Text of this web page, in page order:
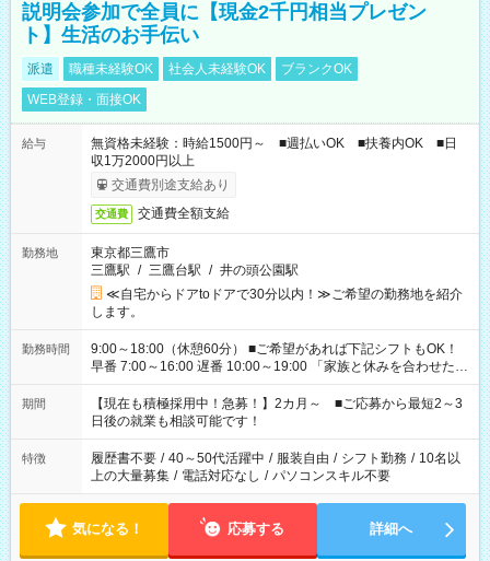
説明会参加で全員に【現金2千円相当プレゼン
ト】生活のお手伝い
派遣 職種未経験OK 社会人未経験OK
ブランクOK
WEB登録・面接OK
給与
無資格未経験：時給1500円～ ■週払いOK ■扶養内OK ■日
収1万2000円以上
交通費別途支給あり
交通費 交通費全額支給
勤務地
東京都三鷹市
三鷹駅 / 三鷹台駅 / 井の頭公園駅
≪自宅からドアtoドアで30分以内！≫ご希望の勤務地を紹介
します。
勤務時間
9:00～18:00（休憩60分） ■ご希望があれば下記シフトもOK！
早番 7:00～16:00 遅番 10:00～19:00 「家族と休みを合わせた
い」 「余裕を持って夕飯の準備がしたい」 「できれば残業はし
たくない」 など、ご希望を教えてくださいね。 ※Wワーク希望
の方へ 今ご覧のお仕事で希望する勤務時間と、もう1つのお仕事
の勤務時間。 合計で週40時間を超える場合は応募できません。
期間
【現在も積極採用中！急募！】2カ月～ ■ご応募から最短2～3
日後の就業も相談可能です！
特徴 履歴書不要 / 40～50代活躍中 / 服装自由 / シフト勤務 / 10名以
上の大量募集 / 電話対応なし / パソコンスキル不要
気になる！ 応募する 詳細へ